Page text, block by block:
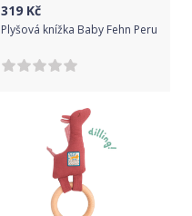
319 Kč
Plyšová knížka Baby Fehn Peru